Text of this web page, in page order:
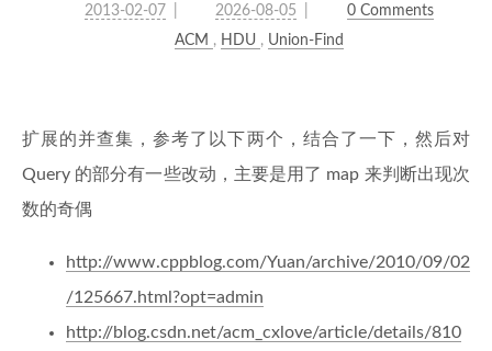
2013-02-07 2026-08-05
0 Comments
ACM , HDU , Union-Find
扩展的并查集，参考了以下两个，结合了一下，然后对
Query 的部分有一些改动，主要是用了 map 来判断出现次
数的奇偶
http://www.cppblog.com/Yuan/archive/2010/09/02
/125667.html?opt=admin
http://blog.csdn.net/acm_cxlove/article/details/810